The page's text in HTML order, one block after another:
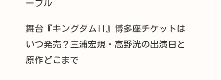
ーブル
舞台『キングダムII』博多座チケットは
いつ発売？三浦宏規・高野洸の出演日と
原作どこまで